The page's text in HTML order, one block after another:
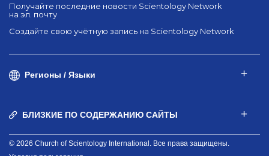
Получайте последние новости Scientology Network
на эл. почту
Создайте свою учётную запись на Scientology Network
Регионы / Языки
БЛИЗКИЕ ПО СОДЕРЖАНИЮ САЙТЫ
© 2026 Church of Scientology International. Все права защищены.